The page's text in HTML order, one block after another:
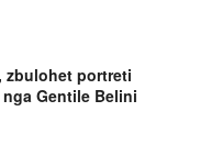
zbulohet portreti
Gentile Belini